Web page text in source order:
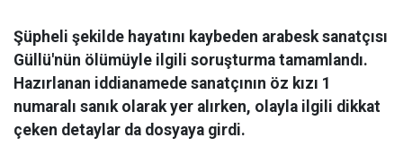
Şüpheli şekilde hayatını kaybeden arabesk sanatçısı
Güllü'nün ölümüyle ilgili soruşturma tamamlandı.
Hazırlanan iddianamede sanatçının öz kızı 1
numaralı sanık olarak yer alırken, olayla ilgili dikkat
çeken detaylar da dosyaya girdi.